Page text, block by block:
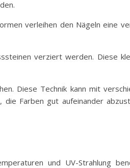
verleihen den Nägeln eine
verziert werden. Diese
Diese Technik kann mit
Farben gut aufeinander
und UV-Strahlung